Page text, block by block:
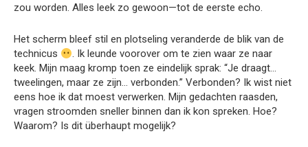
zou worden. Alles leek zo gewoon—tot de eerste echo.
Het scherm bleef stil en plotseling veranderde de blik van de
technicus
. Ik leunde voorover om te zien waar ze naar
keek. Mijn maag kromp toen ze eindelijk sprak: “Je draagt…
tweelingen, maar ze zijn… verbonden.” Verbonden? Ik wist niet
eens hoe ik dat moest verwerken. Mijn gedachten raasden,
vragen stroomden sneller binnen dan ik kon spreken. Hoe?
Waarom? Is dit überhaupt mogelijk?